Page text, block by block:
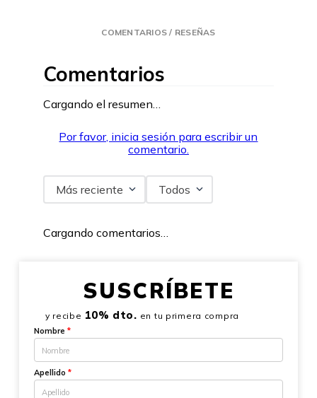
COMENTARIOS / RESEÑAS
Comentarios
Cargando el resumen…
Por favor, inicia sesión para escribir un
comentario.
Más reciente Todos
Cargando comentarios…
SUSCRÍBETE
y recibe 10% dto. en tu primera compra
Nombre *
Apellido *